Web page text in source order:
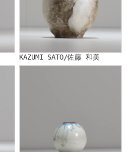
KAZUMI SATO/佐藤 和美
Yuko Sugama